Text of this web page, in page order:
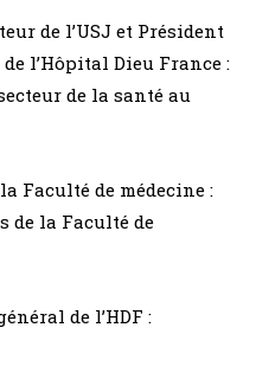
de l’USJ et Président
l’Hôpital Dieu France :
de la santé au
Faculté de médecine :
de la Faculté de
de l’HDF :